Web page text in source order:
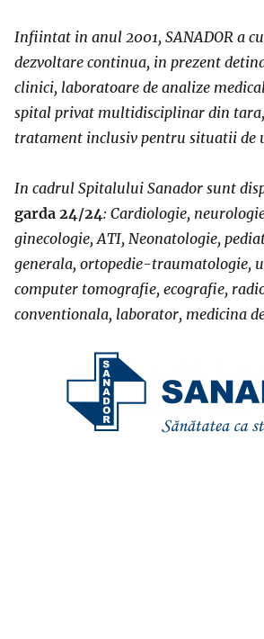
Infiintat in anul 2001, SANADOR a
dezvoltare continua, in prezent
clinici, laboratoare de analize
spital privat multidisciplinar din
tratament inclusiv pentru situatii de
In cadrul Spitalului Sanador sunt
garda 24/24: Cardiologie,
ginecologie, ATI, Neonatologie,
generala, ortopedie-traumatologie,
computer tomografie, ecografie,
conventionala, laborator, medicina